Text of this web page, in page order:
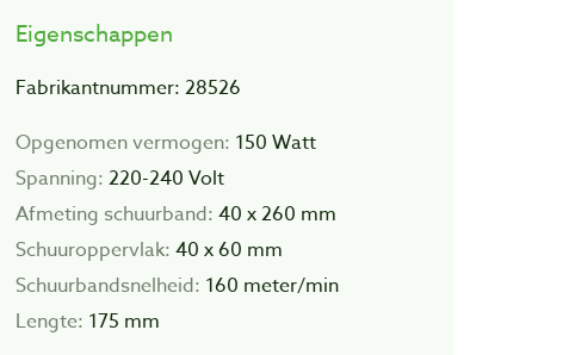
Eigenschappen
Fabrikantnummer: 28526
Opgenomen vermogen: 150 Watt
Spanning: 220-240 Volt
Afmeting schuurband: 40 x 260 mm
Schuuroppervlak: 40 x 60 mm
Schuurbandsnelheid: 160 meter/min
Lengte: 175 mm